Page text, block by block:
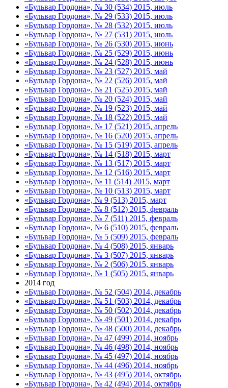
«Бульвар Гордона», № 30 (534) 2015, июль
«Бульвар Гордона», № 29 (533) 2015, июль
«Бульвар Гордона», № 28 (532) 2015, июль
«Бульвар Гордона», № 27 (531) 2015, июль
«Бульвар Гордона», № 26 (530) 2015, июнь
«Бульвар Гордона», № 25 (529) 2015, июнь
«Бульвар Гордона», № 24 (528) 2015, июнь
«Бульвар Гордона», № 23 (527) 2015, май
«Бульвар Гордона», № 22 (526) 2015, май
«Бульвар Гордона», № 21 (525) 2015, май
«Бульвар Гордона», № 20 (524) 2015, май
«Бульвар Гордона», № 19 (523) 2015, май
«Бульвар Гордона», № 18 (522) 2015, май
«Бульвар Гордона», № 17 (521) 2015, апрель
«Бульвар Гордона», № 16 (520) 2015, апрель
«Бульвар Гордона», № 15 (519) 2015, апрель
«Бульвар Гордона», № 14 (518) 2015, март
«Бульвар Гордона», № 13 (517) 2015, март
«Бульвар Гордона», № 12 (516) 2015, март
«Бульвар Гордона», № 11 (514) 2015, март
«Бульвар Гордона», № 10 (513) 2015, март
«Бульвар Гордона», № 9 (513) 2015, март
«Бульвар Гордона», № 8 (512) 2015, февраль
«Бульвар Гордона», № 7 (511) 2015, февраль
«Бульвар Гордона», № 6 (510) 2015, февраль
«Бульвар Гордона», № 5 (509) 2015, февраль
«Бульвар Гордона», № 4 (508) 2015, январь
«Бульвар Гордона», № 3 (507) 2015, январь
«Бульвар Гордона», № 2 (506) 2015, январь
«Бульвар Гордона», № 1 (505) 2015, январь
2014 год
«Бульвар Гордона», № 52 (504) 2014, декабрь
«Бульвар Гордона», № 51 (503) 2014, декабрь
«Бульвар Гордона», № 50 (502) 2014, декабрь
«Бульвар Гордона», № 49 (501) 2014, декабрь
«Бульвар Гордона», № 48 (500) 2014, декабрь
«Бульвар Гордона», № 47 (499) 2014, ноябрь
«Бульвар Гордона», № 46 (498) 2014, ноябрь
«Бульвар Гордона», № 45 (497) 2014, ноябрь
«Бульвар Гордона», № 44 (496) 2014, ноябрь
«Бульвар Гордона», № 43 (495) 2014, октябрь
«Бульвар Гордона», № 42 (494) 2014, октябрь